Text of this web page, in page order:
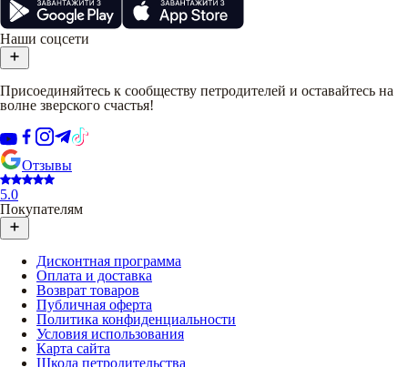
Наши соцсети
Присоединяйтесь к сообществу петродителей и оставайтесь на
волне зверского счастья!
Отзывы
5.0
Покупателям
Дисконтная программа
Оплата и доставка
Возврат товаров
Публичная оферта
Политика конфиденциальности
Условия использования
Карта сайта
Школа петродительства